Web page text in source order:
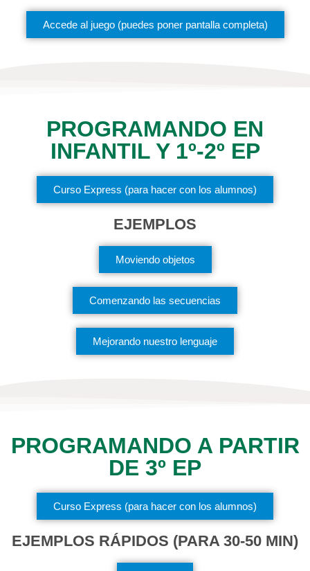
Accede al juego (puedes poner pantalla completa)
PROGRAMANDO EN
INFANTIL Y 1º-2º EP
Curso Express (para hacer con los alumnos)
EJEMPLOS
Moviendo objetos
Comenzando las secuencias
Mejorando nuestro lenguaje
PROGRAMANDO A PARTIR
DE 3º EP
Curso Express (para hacer con los alumnos)
EJEMPLOS RÁPIDOS (PARA 30-50 MIN)